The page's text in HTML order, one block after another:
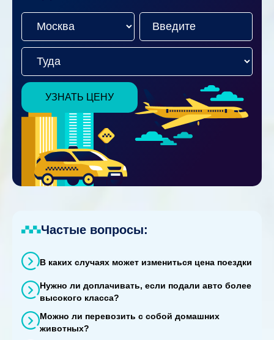
УЗНАТЬ ЦЕНУ
Частые вопросы:
В каких случаях может измениться цена поездки
Нужно ли доплачивать, если подали авто более
высокого класса?
Можно ли перевозить с собой домашних
животных?